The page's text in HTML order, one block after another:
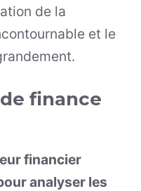
de la
et le
finance
financier
analyser les